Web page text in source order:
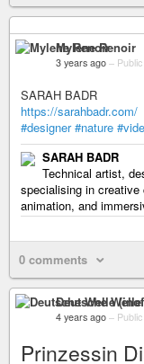
Mylene Renoir
3 years ago – Public
SARAH BADR
https://sarahbadr.com/
#designer #nature
SARAH BADR
Technical artist,
specialising in creative
animation, and
0 comments
Deutsche
4 years ago – Public
Prinzessin